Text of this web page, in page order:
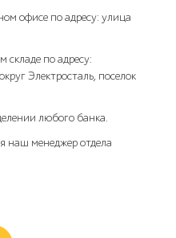
офисе по адресу: улица
по адресу:
Электросталь, поселок
любого банка.
наш менеджер отдела